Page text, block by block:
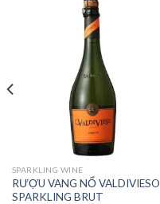
SPARKLING WINE
RƯỢU VANG NỔ VALDIVIESO
SPARKLING BRUT